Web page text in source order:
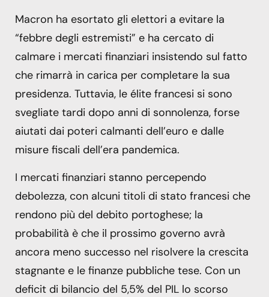
Macron ha esortato gli elettori a evitare la
“febbre degli estremisti” e ha cercato di
calmare i mercati finanziari insistendo sul fatto
che rimarrà in carica per completare la sua
presidenza. Tuttavia, le élite francesi si sono
svegliate tardi dopo anni di sonnolenza, forse
aiutati dai poteri calmanti dell’euro e dalle
misure fiscali dell’era pandemica.
I mercati finanziari stanno percependo
debolezza, con alcuni titoli di stato francesi che
rendono più del debito portoghese; la
probabilità è che il prossimo governo avrà
ancora meno successo nel risolvere la crescita
stagnante e le finanze pubbliche tese. Con un
deficit di bilancio del 5,5% del PIL lo scorso